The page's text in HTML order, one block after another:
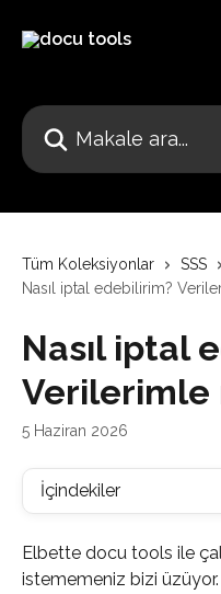
Makale ara...
Tüm Koleksiyonlar SSS
Nasıl iptal edebilirim?
Nasıl iptal
Verilerimle
5 Haziran 2026
İçindekiler
Elbette docu tools ile
istememeniz bizi